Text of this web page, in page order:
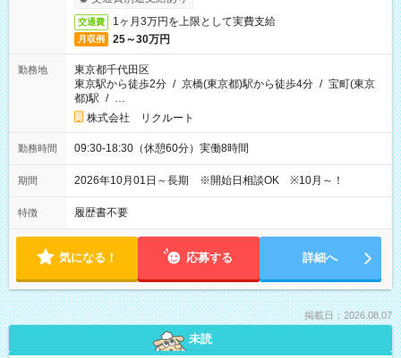
交通費 1ヶ月3万円を上限として実費支給
月収例 25～30万円
勤務地
東京都千代田区
東京駅から徒歩2分 / 京橋(東京都)駅から徒歩4分 / 宝町(東京
都)駅 / …
株式会社 リクルート
勤務時間 09:30-18:30（休憩60分）実働8時間
期間 2026年10月01日～長期 ※開始日相談OK ※10月～！
特徴 履歴書不要
気になる！ 応募する 詳細へ
掲載日：2026.08.07
未読